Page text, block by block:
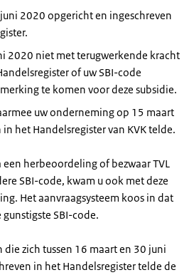
2020 opgericht en ingeschreven
2020 niet met terugwerkende kracht
of uw SBI-code
te komen voor deze subsidie.
uw onderneming op 15 maart
het Handelsregister van KVK telde.
een herbeoordeling of bezwaar TVL
SBI-code, kwam u ook met deze
Het aanvraagsysteem koos in dat
SBI-code.
zich tussen 16 maart en 30 juni
in het Handelsregister telde de